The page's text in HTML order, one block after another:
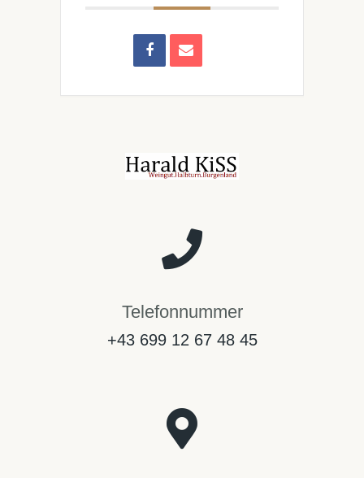
Telefonnummer
+43 699 12 67 48 45